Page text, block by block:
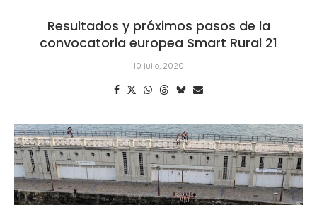
Resultados y próximos pasos de la
convocatoria europea Smart Rural 21
10 julio, 2020